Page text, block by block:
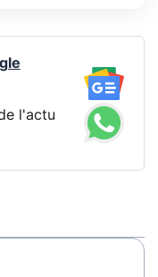
l'actu